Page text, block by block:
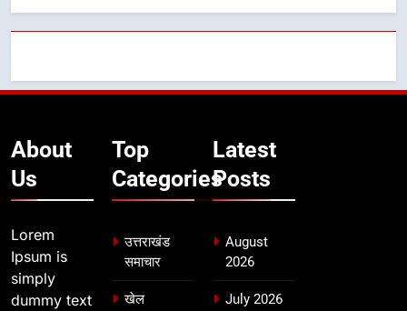
About
Us
Lorem
Ipsum is
simply
dummy text
Top
Categories
उत्तराखंड
समाचार
खेल
Latest
Posts
August
2026
July 2026